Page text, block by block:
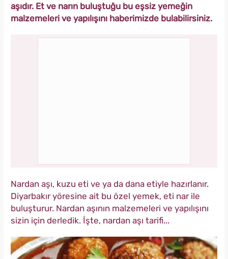
aşıdır. Et ve narın buluştuğu bu eşsiz yemeğin
malzemeleri ve yapılışını haberimizde bulabilirsiniz.
Nardan aşı, kuzu eti ve ya da dana etiyle hazırlanır.
Diyarbakır yöresine ait bu özel yemek, eti nar ile
buluşturur. Nardan aşının malzemeleri ve yapılışını
sizin için derledik. İşte, nardan aşı tarifi...